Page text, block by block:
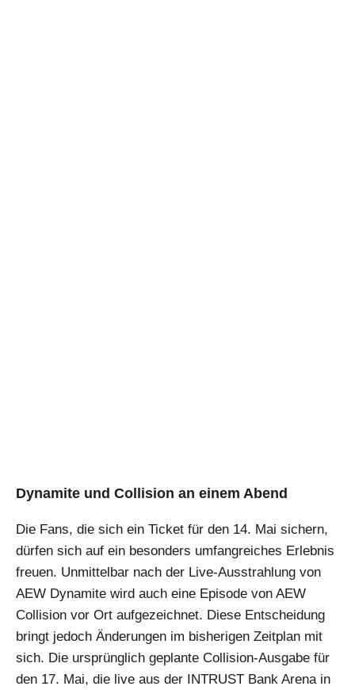
Dynamite und Collision an einem Abend
Die Fans, die sich ein Ticket für den 14. Mai sichern,
dürfen sich auf ein besonders umfangreiches Erlebnis
freuen. Unmittelbar nach der Live-Ausstrahlung von
AEW Dynamite wird auch eine Episode von AEW
Collision vor Ort aufgezeichnet. Diese Entscheidung
bringt jedoch Änderungen im bisherigen Zeitplan mit
sich. Die ursprünglich geplante Collision-Ausgabe für
den 17. Mai, die live aus der INTRUST Bank Arena in